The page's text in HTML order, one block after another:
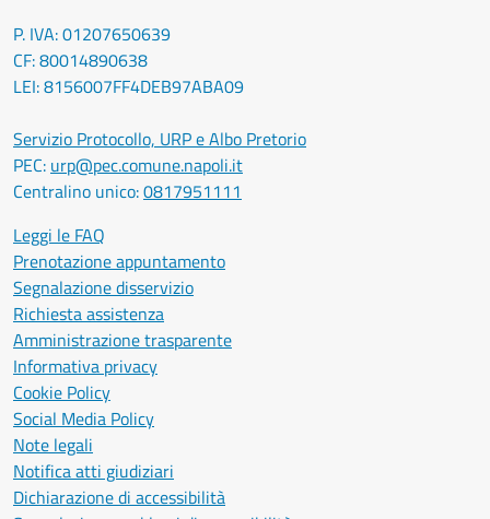
P. IVA: 01207650639
CF: 80014890638
LEI: 8156007FF4DEB97ABA09
Servizio Protocollo, URP e Albo Pretorio
PEC: urp@pec.comune.napoli.it
Centralino unico:0817951111
Leggi le FAQ
Prenotazione appuntamento
Segnalazione disservizio
Richiesta assistenza
Amministrazione trasparente
Informativa privacy
Cookie Policy
Social Media Policy
Note legali
Notifica atti giudiziari
Dichiarazione di accessibilità